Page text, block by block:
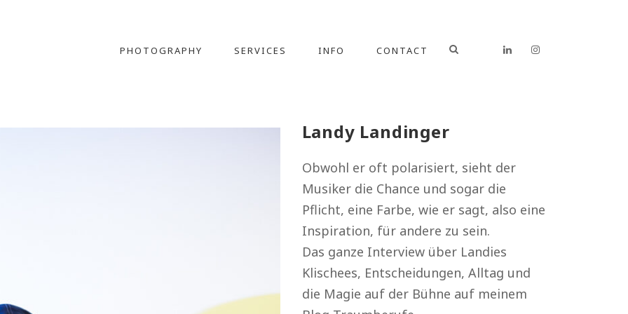
PHOTOGRAPHY SERVICES INFO CONTACT
Landy Landinger
Obwohl er oft polarisiert, sieht der
Musiker die Chance und sogar die
Pflicht, eine Farbe, wie er sagt, also eine
Inspiration, für andere zu sein.
Das ganze Interview über Landies
Klischees, Entscheidungen, Alltag und
die Magie auf der Bühne auf meinem